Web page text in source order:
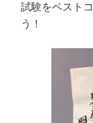
試験をベスト
う！